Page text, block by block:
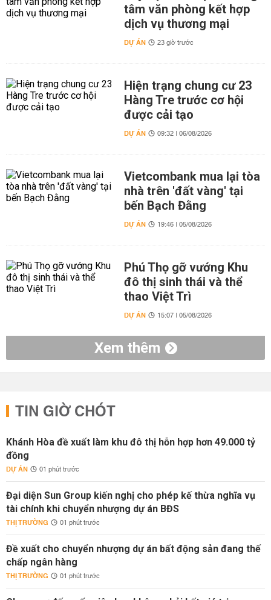
tâm văn phòng kết hợp
dịch vụ thương mại
DỰ ÁN 23 giờ trước
Hiện trạng chung cư 23
Hàng Tre trước cơ hội
được cải tạo
DỰ ÁN 09:32 | 06/08/2026
Vietcombank mua lại tòa
nhà trên 'đất vàng' tại
bến Bạch Đằng
DỰ ÁN 19:46 | 05/08/2026
Phú Thọ gỡ vướng Khu
đô thị sinh thái và thể
thao Việt Trì
DỰ ÁN 15:07 | 05/08/2026
Xem thêm
TIN GIỜ CHÓT
Khánh Hòa đề xuất làm khu đô thị hỗn hợp hơn 49.000 tỷ
đồng
DỰ ÁN 01 phút trước
Đại diện Sun Group kiến nghị cho phép kế thừa nghĩa vụ
tài chính khi chuyển nhượng dự án BĐS
THỊ TRƯỜNG 01 phút trước
Đề xuất cho chuyển nhượng dự án bất động sản đang thế
chấp ngân hàng
THỊ TRƯỜNG 01 phút trước